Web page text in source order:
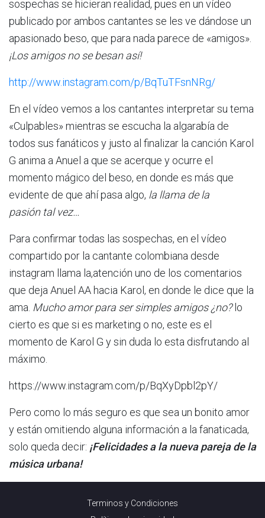
sospechas se hicieran realidad, pues en un vídeo
publicado por ambos cantantes se les ve dándose un
apasionado beso, que para nada parece de «amigos».
¡Los amigos no se besan así!
http://www.instagram.com/p/BqTuTFsnNRg/
En el vídeo vemos a los cantantes interpretar su tema
«Culpables» mientras se escucha la algarabía de
todos sus fanáticos y justo al finalizar la canción Karol
G anima a Anuel a que se acerque y ocurre el
momento mágico del beso, en donde es más que
evidente de que ahí pasa algo, la llama de la
pasión tal vez…
Para confirmar todas las sospechas, en el vídeo
compartido por la cantante colombiana desde
instagram llama la,atención uno de los comentarios
que deja Anuel AA hacia Karol, en donde le dice que la
ama. Mucho amor para ser simples amigos ¿no? lo
cierto es que si es marketing o no, este es el
momento de Karol G y sin duda lo esta disfrutando al
máximo.
https://www.instagram.com/p/BqXyDpbl2pY/
Pero como lo más seguro es que sea un bonito amor
y están omitiendo alguna información a la fanaticada,
solo queda decir: ¡Felicidades a la nueva pareja de la
música urbana!
Terminos y Condiciones